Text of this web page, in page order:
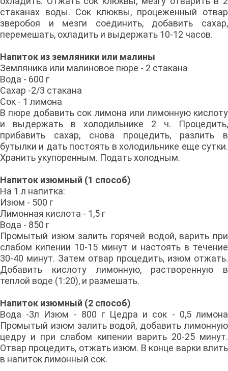
стаканах воды. Сок клюквы, процеженный отвар
зверобоя и мезги соединить, добавить сахар,
перемешать, охладить и выдержать 10-12 часов.
Напиток из земляники или малины
Земляника или малиновое пюре - 2 стакана
Вода - 600 г
Сахар -2/3 стакана
Сок - 1 лимона
В пюре добавить сок лимона или лимонную кислоту
и выдержать в холодильнике 2 ч. Процедить,
прибавить сахар, снова процедить, разлить в
бутылки и дать постоять в холодильнике еще сутки.
Хранить укупорен­ным. Подать холодным.
Напиток изюмный (1 способ)
На 1 л напитка:
Изюм - 500 г
Лимонная кислота - 1,5 г
Вода - 850 г
Промытый изюм залить горячей водой, варить при
слабом кипении 10-15 минут и настоять в течение
30-40 минут. Затем отвар процедить, изюм отжать.
Добавить кислоту лимонную, растворенную в
теплой воде (1:20), и размешать.
Напиток изюмный (2 способ)
Вода -3л Изюм - 800 г Цедра и сок - 0,5 лимона
Промытый изюм залить водой, добавить лимонную
цедру и при слабом кипении варить 20-25 минут.
Отвар процедить, отжать изюм. В конце варки влить
в напиток лимонный сок.